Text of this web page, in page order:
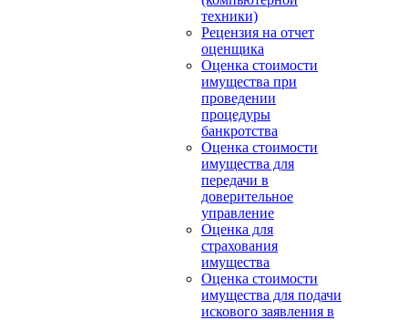
техники)
Рецензия на отчет
оценщика
Оценка стоимости
имущества при
проведении
процедуры
банкротства
Оценка стоимости
имущества для
передачи в
доверительное
управление
Оценка для
страхования
имущества
Оценка стоимости
имущества для подачи
искового заявления в